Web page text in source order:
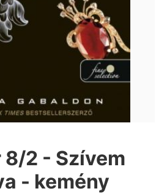
2 - Szívem
- kemény